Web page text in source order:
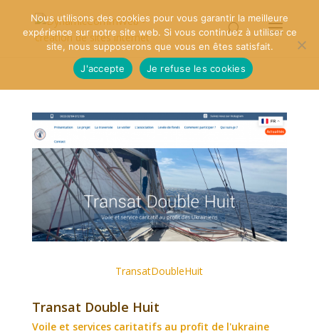
TransatDoubleHuit
Transat Double Huit
Voile et services caritatifs au profit de l'ukraine
Nous utilisons des cookies pour vous garantir la meilleure
expérience sur notre site web. Si vous continuez à utiliser ce
site, nous supposerons que vous en êtes satisfait.
J'accepte
Je refuse les cookies